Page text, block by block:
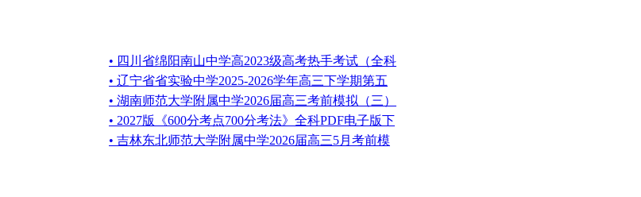
• 四川省绵阳南山中学高2023级高考热手考试（全科
• 辽宁省省实验中学2025-2026学年高三下学期第五
• 湖南师范大学附属中学2026届高三考前模拟（三）
• 2027版《600分考点700分考法》全科PDF电子版下
• 吉林东北师范大学附属中学2026届高三5月考前模